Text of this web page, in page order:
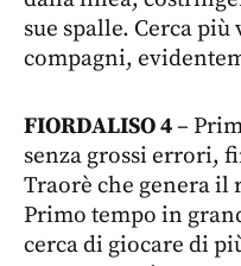
sue spalle. Cerca più
compagni,
FIORDALISO 4–
senza grossi errori,
Traorè che genera
Primo tempo in
cerca di giocare di